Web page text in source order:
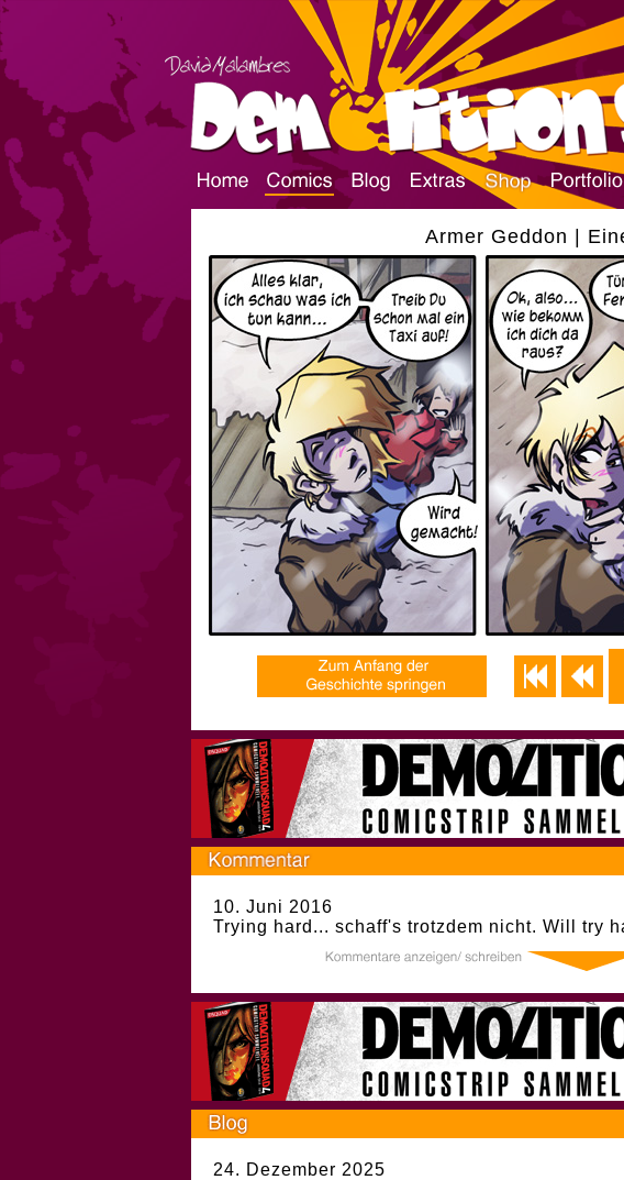
Armer Geddon |
10. Juni 2016
Trying hard... schaff's trotzdem nicht. Will try
24. Dezember 2025